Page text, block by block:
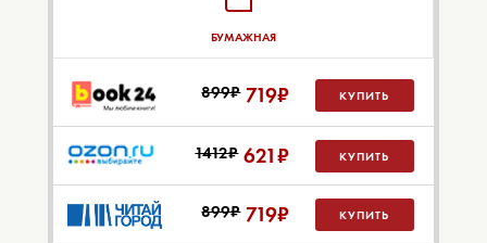
БУМАЖНАЯ
899₽ 719₽ КУПИТЬ
1412₽ 621₽ КУПИТЬ
899₽ 719₽ КУПИТЬ